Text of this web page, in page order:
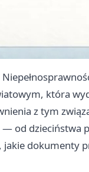
która
z tym
od dzieciństwa
dokumenty